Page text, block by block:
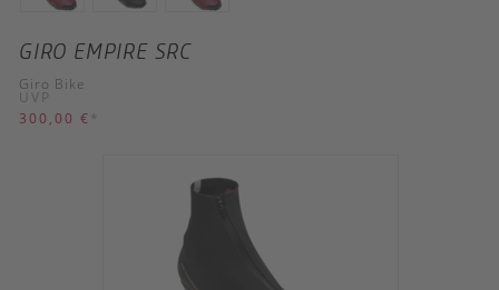
GIRO EMPIRE SRC
Giro Bike
UVP
300,00 € *